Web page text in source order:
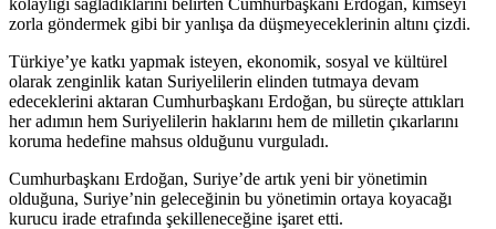
kolaylığı sağladıklarını belirten Cumhurbaşkanı Erdoğan, kimseyi
zorla göndermek gibi bir yanlışa da düşmeyeceklerinin altını çizdi.
Türkiye’ye katkı yapmak isteyen, ekonomik, sosyal ve kültürel
olarak zenginlik katan Suriyelilerin elinden tutmaya devam
edeceklerini aktaran Cumhurbaşkanı Erdoğan, bu süreçte attıkları
her adımın hem Suriyelilerin haklarını hem de milletin çıkarlarını
koruma hedefine mahsus olduğunu vurguladı.
Cumhurbaşkanı Erdoğan, Suriye’de artık yeni bir yönetimin
olduğuna, Suriye’nin geleceğinin bu yönetimin ortaya koyacağı
kurucu irade etrafında şekilleneceğine işaret etti.